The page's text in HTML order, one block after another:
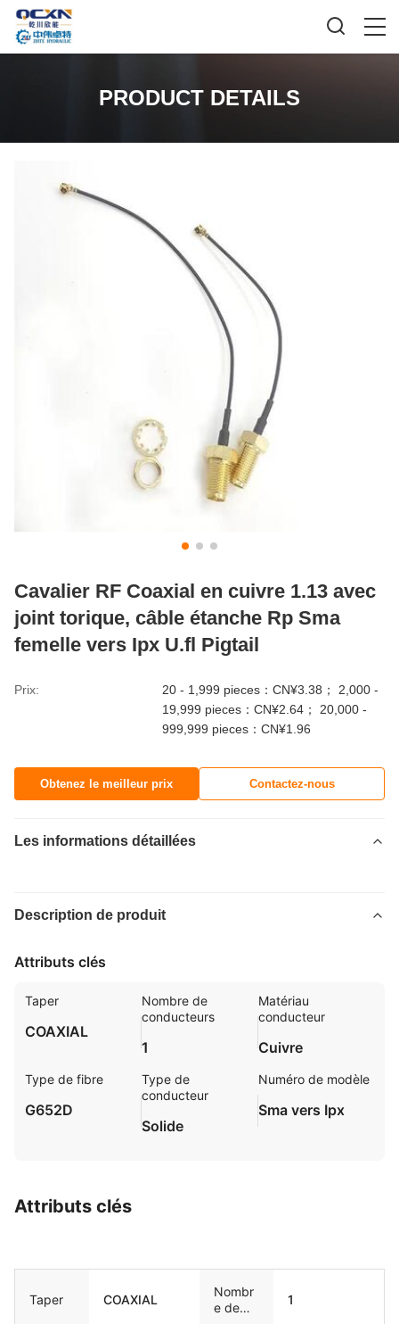
PRODUCT DETAILS
Cavalier RF Coaxial en cuivre 1.13 avec
joint torique, câble étanche Rp Sma
femelle vers Ipx U.fl Pigtail
Prix:
20 - 1,999 pieces：CN¥3.38； 2,000 -
19,999 pieces：CN¥2.64； 20,000 -
999,999 pieces：CN¥1.96
Obtenez le meilleur prix Contactez-nous
Les informations détaillées
Description de produit
Attributs clés
Taper
COAXIAL
Nombre de
conducteurs
1
Matériau
conducteur
Cuivre
Type de fibre
G652D
Type de
conducteur
Solide
Numéro de modèle
Sma vers Ipx
Attributs clés
Taper COAXIAL
Nombr
e de
1